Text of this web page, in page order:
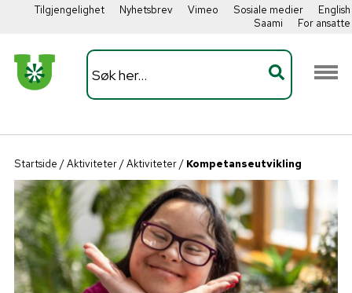
Tilgjengelighet Nyhetsbrev Vimeo Sosiale medier
English
Saami
For ansatte
Startside /Aktiviteter/Aktiviteter/ Kompetanseutvikling